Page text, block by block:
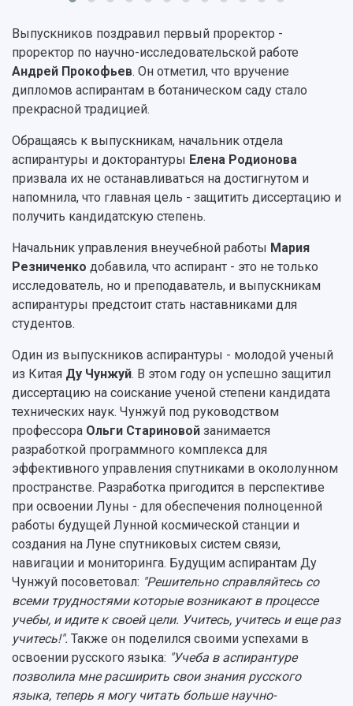
Устойчивое развитие
Кампус
3D-тур по университету
Учебный аэродром
Центр истории авиационных двигателей
Ботанический сад
Умный дом бабочек
Международный межвузовский кампус
Сведения об образовательной организации
Официальные документы
Видеолекции
Противодействие COVID-19
деятельности
Журналы Самарского университета
Научные конференции
Патенты
Публикации и издания
Выпускников поздравил первый проректор -
проректор по научно-исследовательской работе
Андрей Прокофьев. Он отметил, что вручение
дипломов аспирантам в ботаническом саду стало
прекрасной традицией.
Обращаясь к выпускникам, начальник отдела
аспирантуры и докторантуры Елена Родионова
призвала их не останавливаться на достигнутом и
напомнила, что главная цель - защитить диссертацию и
получить кандидатскую степень.
Начальник управления внеучебной работы Мария
Резниченко добавила, что аспирант - это не только
исследователь, но и преподаватель, и выпускникам
аспирантуры предстоит стать наставниками для
студентов.
Один из выпускников аспирантуры - молодой ученый
из Китая Ду Чунжуй. В этом году он успешно защитил
диссертацию на соискание ученой степени кандидата
технических наук. Чунжуй под руководством
профессора Ольги Стариновой занимается
разработкой программного комплекса для
эффективного управления спутниками в окололунном
пространстве. Разработка пригодится в перспективе
при освоении Луны - для обеспечения полноценной
работы будущей Лунной космической станции и
создания на Луне спутниковых систем связи,
навигации и мониторинга. Будущим аспирантам Ду
Чунжуй посоветовал: "Решительно справляйтесь со
всеми трудностями которые возникают в процессе
учебы, и идите к своей цели. Учитесь, учитесь и еще раз
учитесь!". Также он поделился своими успехами в
освоении русского языка: "Учеба в аспирантуре
позволила мне расширить свои знания русского
языка, теперь я могу читать больше научно-